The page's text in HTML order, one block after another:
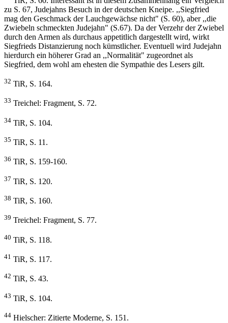
zu S. 67, Judejahns Besuch in der deutschen Kneipe. ,,Siegfried
mag den Geschmack der Lauchgewächse nicht" (S. 60), aber ,,die
Zwiebeln schmeckten Judejahn" (S.67). Da der Verzehr der Zwiebel
durch den Armen als durchaus appetitlich dargestellt wird, wirkt
Siegfrieds Distanzierung noch kümstlicher. Eventuell wird Judejahn
hierdurch ein höherer Grad an ,,Normalität" zugeordnet als
Siegfried, dem wohl am ehesten die Sympathie des Lesers gilt.
32 TiR, S. 164.
33 Treichel: Fragment, S. 72.
34 TiR, S. 104.
35 TiR, S. 11.
36 TiR, S. 159-160.
37 TiR, S. 120.
38 TiR, S. 160.
39 Treichel: Fragment, S. 77.
40 TiR, S. 118.
41 TiR, S. 117.
42 TiR, S. 43.
43 TiR, S. 104.
44 Hielscher: Zitierte Moderne, S. 151.